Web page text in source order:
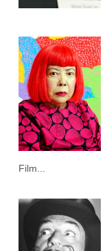
Film...